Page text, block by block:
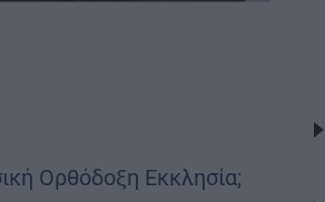
Ορθόδοξη Εκκλησία;